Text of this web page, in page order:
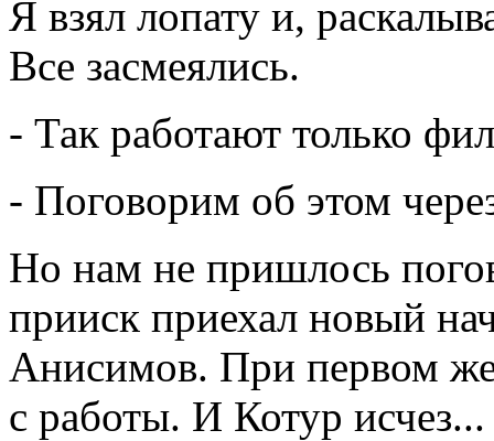
Я взял лопату и,
Все засмеялись.
- Так работают только
- Поговорим об этом
Но нам не пришлось
прииск приехал новый
Анисимов. При первом же
с работы. И Котур исчез...